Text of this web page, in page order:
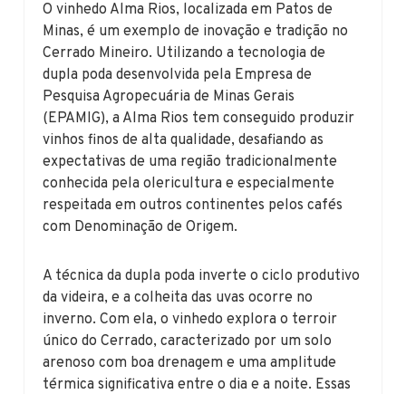
O vinhedo Alma Rios, localizada em Patos de
Minas, é um exemplo de inovação e tradição no
Cerrado Mineiro. Utilizando a tecnologia de
dupla poda desenvolvida pela Empresa de
Pesquisa Agropecuária de Minas Gerais
(EPAMIG), a Alma Rios tem conseguido produzir
vinhos finos de alta qualidade, desafiando as
expectativas de uma região tradicionalmente
conhecida pela olericultura e especialmente
respeitada em outros continentes pelos cafés
com Denominação de Origem.
A técnica da dupla poda inverte o ciclo produtivo
da videira, e a colheita das uvas ocorre no
inverno. Com ela, o vinhedo explora o terroir
único do Cerrado, caracterizado por um solo
arenoso com boa drenagem e uma amplitude
térmica significativa entre o dia e a noite. Essas